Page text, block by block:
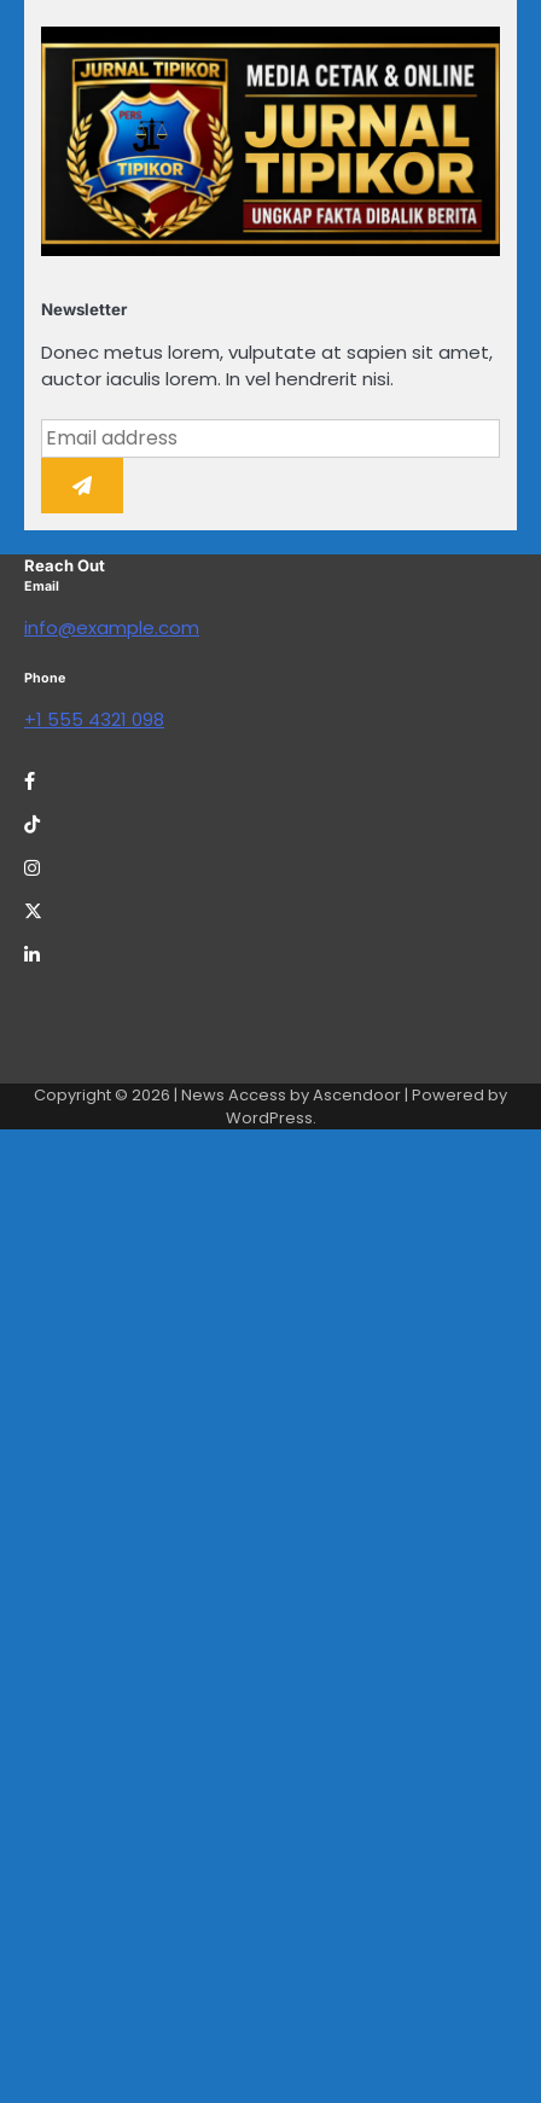
Newsletter
Donec metus lorem, vulputate at sapien sit amet,
auctor iaculis lorem. In vel hendrerit nisi.
Reach Out
Email
info@example.com
Phone
+1 555 4321 098
Copyright © 2026 | News Access byAscendoor| Powered by
WordPress.